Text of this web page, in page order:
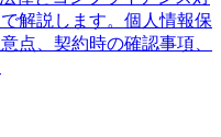
解説します。個人情報保
点、契約時の確認事項、